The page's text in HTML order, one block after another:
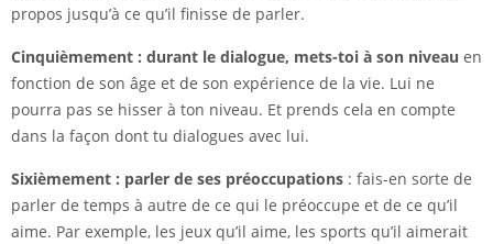
propos jusqu’à ce qu’il finisse de parler.
Cinquièmement : durant le dialogue, mets-toi à son niveau en
fonction de son âge et de son expérience de la vie. Lui ne
pourra pas se hisser à ton niveau. Et prends cela en compte
dans la façon dont tu dialogues avec lui.
Sixièmement : parler de ses préoccupations : fais-en sorte de
parler de temps à autre de ce qui le préoccupe et de ce qu’il
aime. Par exemple, les jeux qu’il aime, les sports qu’il aimerait